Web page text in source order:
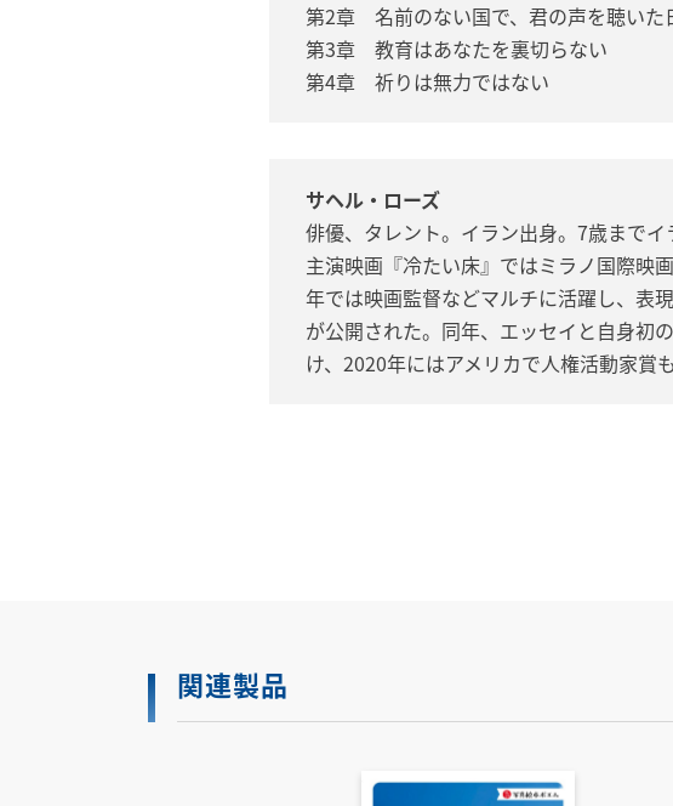
第2章 名前のない国で、君の声を聴いた
第3章 教育はあなたを裏切らない
第4章 祈りは無力ではない
サヘル・ローズ
俳優、タレント。イラン出身。7歳まで
主演映画『冷たい床』ではミラノ国際映
年では映画監督などマルチに活躍し、表
が公開された。同年、エッセイと自身初
け、2020年にはアメリカで人権活動家賞も
関連製品